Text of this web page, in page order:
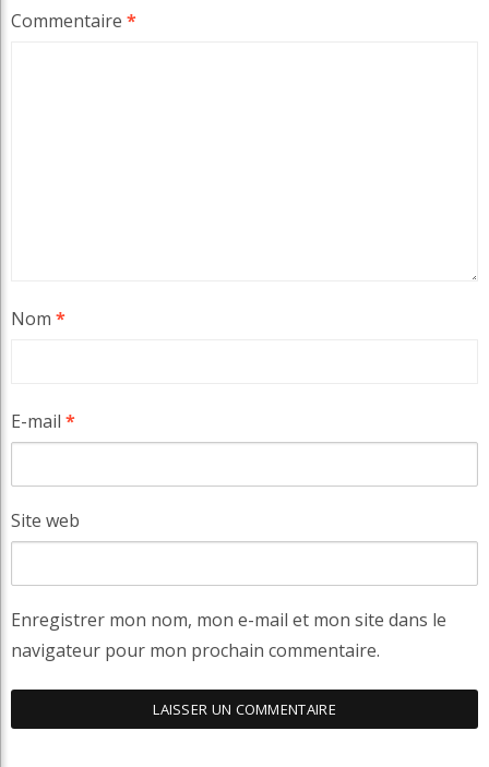
Commentaire *
Nom *
E-mail *
Site web
Enregistrer mon nom, mon e-mail et mon site dans le
navigateur pour mon prochain commentaire.